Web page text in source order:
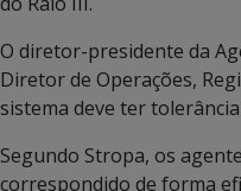
O diretor-presidente da
Diretor de Operações,
sistema deve ter
Segundo Stropa, os
correspondido de forma